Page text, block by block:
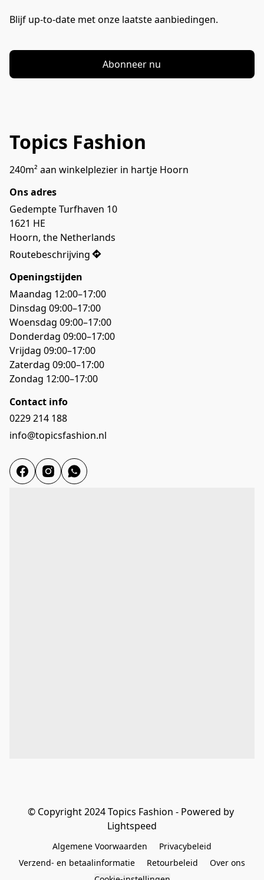
Blijf up-to-date met onze laatste aanbiedingen.
Abonneer nu
Topics Fashion
240m² aan winkelplezier in hartje Hoorn
Ons adres
Gedempte Turfhaven 10
1621 HE
Hoorn, the Netherlands
Routebeschrijving
Openingstijden
Maandag 12:00–17:00
Dinsdag 09:00–17:00
Woensdag 09:00–17:00
Donderdag 09:00–17:00
Vrijdag 09:00–17:00
Zaterdag 09:00–17:00
Zondag 12:00–17:00
Contact info
0229 214 188
info@topicsfashion.nl
© Copyright 2024 Topics Fashion - Powered by
Lightspeed
Algemene Voorwaarden
Privacybeleid
Verzend- en betaalinformatie
Retourbeleid
Over ons